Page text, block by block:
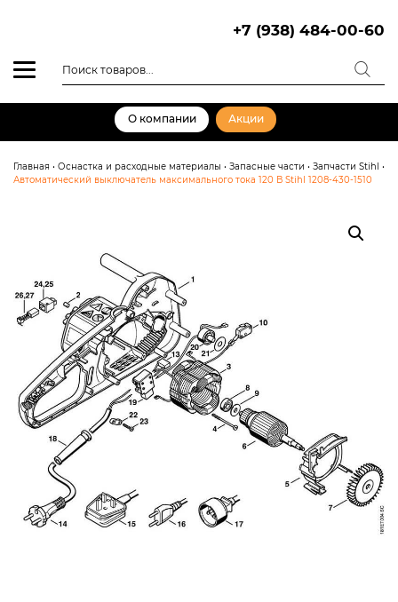
+7 (938) 484-00-60
товаров
О компании Акции
Главная • Оснастка и расходные материалы • Запасные части • Запчасти Stihl •
Автоматический выключатель максимального тока 120 В Stihl 1208-430-1510